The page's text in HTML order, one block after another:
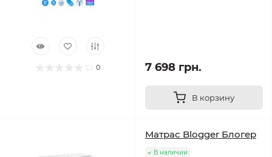
0 7 698 грн.
В корзину
Матрас Blogger Блогер
В наличии